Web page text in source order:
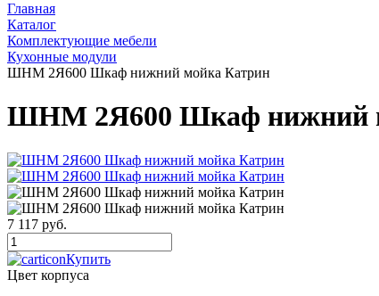
Главная
Каталог
Комплектующие мебели
Кухонные модули
ШНМ 2Я600 Шкаф нижний мойка Катрин
ШНМ 2Я600 Шкаф нижний
7 117 руб.
Купить
Цвет корпуса